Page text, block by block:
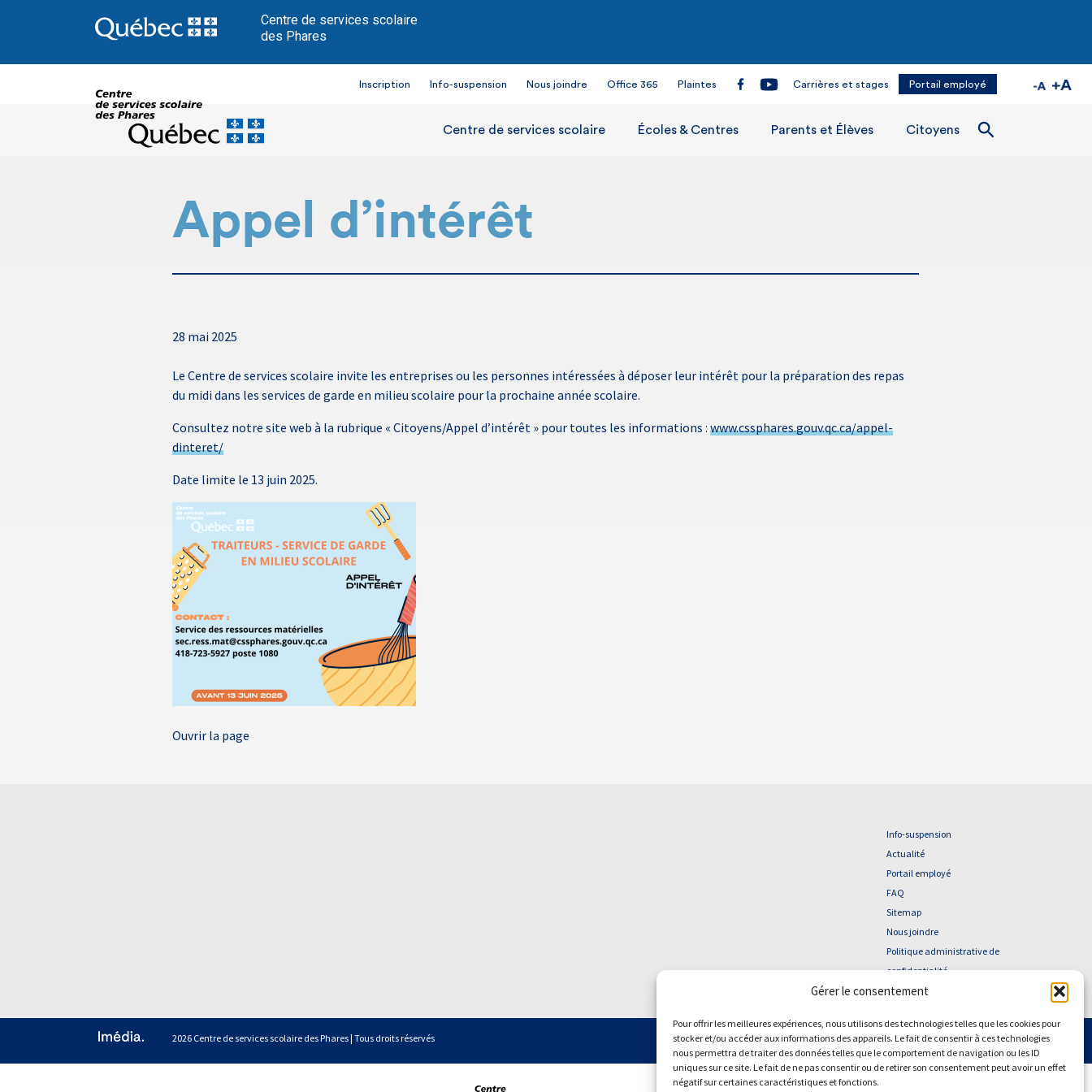
Gérer le consentement
Pour offrir les meilleures expériences, nous utilisons des technologies telles que les cookies pour
stocker et/ou accéder aux informations des appareils. Le fait de consentir à ces technologies
nous permettra de traiter des données telles que le comportement de navigation ou les ID
uniques sur ce site. Le fait de ne pas consentir ou de retirer son consentement peut avoir un effet
négatif sur certaines caractéristiques et fonctions.
Centre de services scolaire
des Phares
Inscription Info-suspension Nous joindre Office 365 Plaintes Carrières et stages Portail employé
Centre de services scolaire Écoles & Centres Parents et Élèves Citoyens
Appel d’intérêt
28 mai 2025
Le Centre de services scolaire invite les entreprises ou les personnes intéressées à déposer leur intérêt pour la préparation des repas
du midi dans les services de garde en milieu scolaire pour la prochaine année scolaire.
Consultez notre site web à la rubrique « Citoyens/Appel d’intérêt » pour toutes les informations : www.cssphares.gouv.qc.ca/appel-
dinteret/
Date limite le 13 juin 2025.
Ouvrir la page
Info-suspension
Actualité
Portail employé
FAQ
Sitemap
Nous joindre
Politique administrative de
confidentialité
2026 Centre de services scolaire des Phares | Tous droits réservés YouTube Facebook